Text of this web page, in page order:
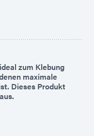
zum Klebung
maximale
Dieses Produkt